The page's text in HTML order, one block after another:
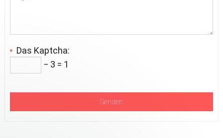
*
Das Kaptcha:
− 3 = 1
Senden